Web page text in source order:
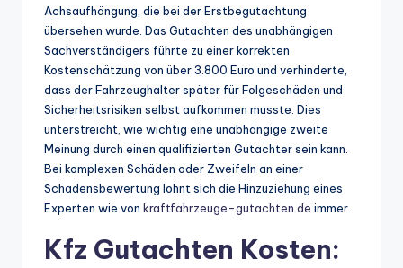
Achsaufhängung, die bei der Erstbegutachtung
übersehen wurde. Das Gutachten des unabhängigen
Sachverständigers führte zu einer korrekten
Kostenschätzung von über 3.800 Euro und verhinderte,
dass der Fahrzeughalter später für Folgeschäden und
Sicherheitsrisiken selbst aufkommen musste. Dies
unterstreicht, wie wichtig eine unabhängige zweite
Meinung durch einen qualifizierten Gutachter sein kann.
Bei komplexen Schäden oder Zweifeln an einer
Schadensbewertung lohnt sich die Hinzuziehung eines
Experten wie von kraftfahrzeuge-gutachten.de immer.
Kfz Gutachten Kosten: